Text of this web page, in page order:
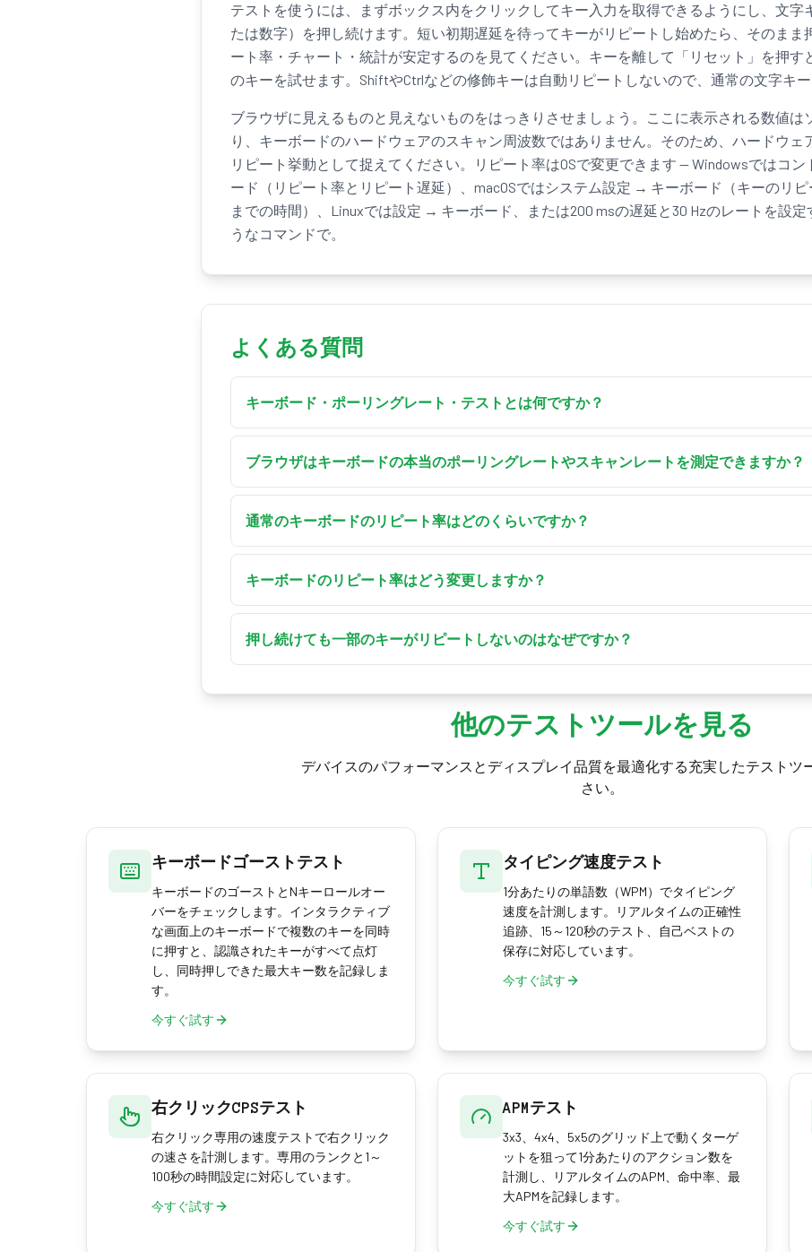
テストを使うには、まずボックス内をクリックしてキー入力を取得できるようにし、文字
たは数字）を押し続けます。短い初期遅延を待ってキーがリピートし始めたら、そのまま
ート率・チャート・統計が安定するのを見てください。キーを離して「リセット」を押す
のキーを試せます。ShiftやCtrlなどの修飾キーは自動リピートしないので、通常の文字キー
ブラウザに見えるものと見えないものをはっきりさせましょう。ここに表示される数値は
り、キーボードのハードウェアのスキャン周波数ではありません。そのため、ハードウェ
リピート挙動として捉えてください。リピート率はOSで変更できます — Windowsではコ
ード（リピート率とリピート遅延）、macOSではシステム設定 → キーボード（キーのリ
までの時間）、Linuxでは設定 → キーボード、または200 msの遅延と30 Hzのレートを設定
うなコマンドで。
よくある質問
キーボード・ポーリングレート・テストとは何ですか？
このキーボード・ポーリングレート・テストは、キーボードのリピート率をHzで測定
が1秒あたり何回繰り返されるかです。文字キーを押し続けると、オペレーティングシ
ブラウザはキーボードの本当のポーリングレートやスキャンレートを測定できますか？
いいえ。キーボードの本当のハードウェアスキャンレート（コントローラーがキーマト
頻度でポーリングするか。例えば一部のゲーミングキーボードでは1000 Hz）はウェブ
はなく、リピート率として捉えてください。
通常のキーボードのリピート率はどのくらいですか？
オペレーティングシステムの設定によりますが、ほとんどのシステムは最速設定で約
後、1秒あたり約20〜30回（20〜30 Hz）リピートします。Windowsは最速リピートを約
キーボードのリピート率はどう変更しますか？
Windowsではコントロールパネル → キーボードを開き、「表示までの待ち時間（リピ
遅延」を調整します。macOSではシステム設定 → キーボードで「キーのリピート」と
押し続けても一部のキーがリピートしないのはなぜですか？
率を記録しません。代わりに通常の文字キー（アルファベットまたは数字）を押し続け
やファンクションキーなど一部のキーもリピートしません。
他のテストツールを見る
デバイスのパフォーマンスとディスプレイ品質を最適化する充実したテストツ
さい。
キーボードゴーストテスト
キーボードのゴーストとNキーロールオー
バーをチェックします。インタラクティブ
な画面上のキーボードで複数のキーを同時
に押すと、認識されたキーがすべて点灯
し、同時押しできた最大キー数を記録しま
す。
今すぐ試す
タイピング速度テスト
1分あたりの単語数（WPM）でタイピング
速度を計測します。リアルタイムの正確性
追跡、15～120秒のテスト、自己ベストの
保存に対応しています。
今すぐ試す
右クリックCPSテスト
右クリック専用の速度テストで右クリック
の速さを計測します。専用のランクと1～
100秒の時間設定に対応しています。
今すぐ試す
APMテスト
3x3、4x4、5x5のグリッド上で動くターゲ
ットを狙って1分あたりのアクション数を
計測し、リアルタイムのAPM、命中率、最
大APMを記録します。
今すぐ試す